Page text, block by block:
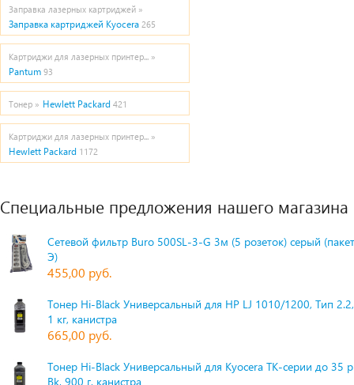
Заправка лазерных картриджей »
Заправка картриджей Kyocera 265
Картриджи для лазерных принтер... »
Pantum 93
Тонер » Hewlett Packard 421
Картриджи для лазерных принтер... »
Hewlett Packard 1172
Специальные предложения нашего магазина
Сетевой фильтр Buro 500SL-3-G 3м (5 розеток) серый
Э)
455,00 руб.
Тонер Hi-Black Универсальный для HP LJ 1010/1200, Тип
1 кг, канистра
665,00 руб.
Тонер Hi-Black Универсальный для Kyocera TK-серии до 35
Bk, 900 г, канистра